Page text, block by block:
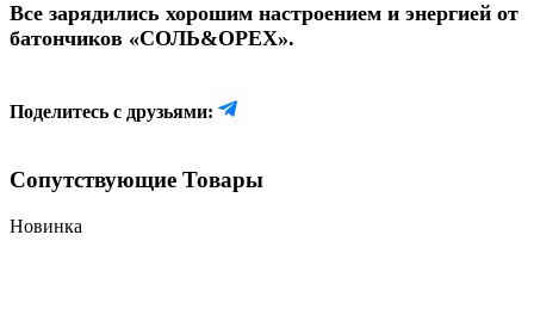
Все зарядились хорошим настроением и энергией от
батончиков «СОЛЬ&ОРЕХ».
Поделитесь с друзьями:
Сопутствующие Товары
Новинка